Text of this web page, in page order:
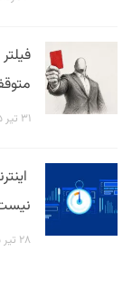
۳۱ تیر ۱۴۰۵
۲۸ تیر ۱۴۰۵